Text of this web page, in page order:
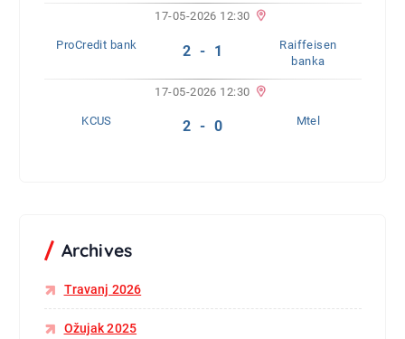
17-05-2026 12:30
ProCredit bank 2 - 1
Raiffeisen
banka
17-05-2026 12:30
KCUS 2 - 0 Mtel
Archives
Travanj 2026
Ožujak 2025